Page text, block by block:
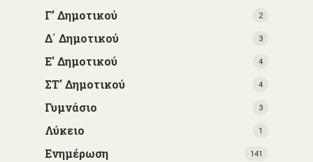
Γ’ Δημοτικού 2
Δ΄ Δημοτικού 3
Ε' Δημοτικού 4
ΣΤ' Δημοτικού 4
Γυμνάσιο 3
Λύκειο 1
Ενημέρωση 141